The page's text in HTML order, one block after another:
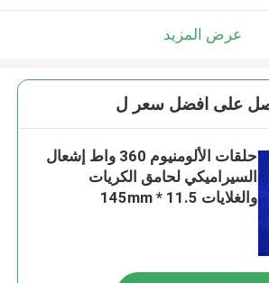
عرض المزيد
على افضل سعر ل
حلقات الألومنيوم 360 واط إشعال
السيراميكي لحامق الكريات
والغلايات 11.5 * 145mm